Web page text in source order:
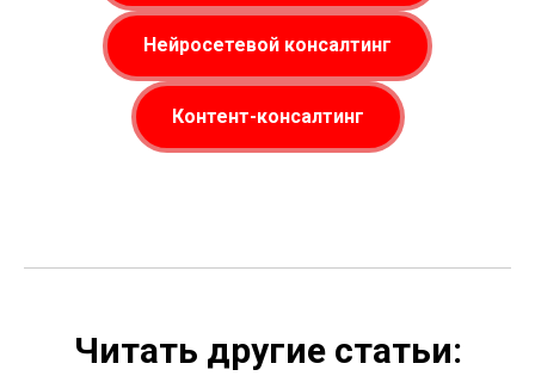
Нейросетевой консалтинг
Контент-консалтинг
Читать другие статьи: